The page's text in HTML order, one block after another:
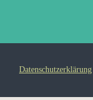
Datenschutzerklärung